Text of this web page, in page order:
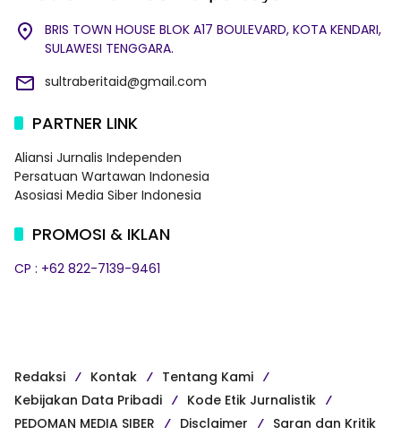
BRIS TOWN HOUSE BLOK A17 BOULEVARD, KOTA KENDARI,
SULAWESI TENGGARA.
sultraberitaid@gmail.com
PARTNER LINK
Aliansi Jurnalis Independen
Persatuan Wartawan Indonesia
Asosiasi Media Siber Indonesia
PROMOSI & IKLAN
CP : +62 822-7139-9461
Redaksi Kontak
Tentang Kami
Kebijakan Data Pribadi
Kode Etik Jurnalistik
PEDOMAN MEDIA SIBER
Disclaimer Saran dan Kritik